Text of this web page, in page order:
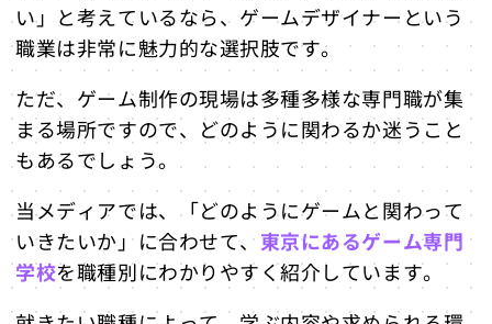
い」と考えているなら、ゲームデザイナーという
職業は非常に魅力的な選択肢です。
ただ、ゲーム制作の現場は多種多様な専門職が集
まる場所ですので、どのように関わるか迷うこと
もあるでしょう。
当メディアでは、「どのようにゲームと関わって
いきたいか」に合わせて、 東京にあるゲーム専門
学校を職種別にわかりやすく紹介しています。